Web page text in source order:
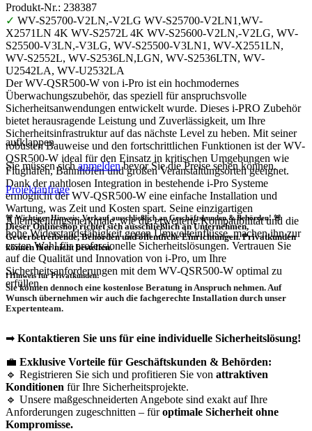
Produkt-Nr.: 238387
✓ WV-S25700-V2LN,-V2LG WV-S25700-V2LN1,WV-
X2571LN 4K WV-S2572L 4K WV-S25600-V2LN,-V2LG, WV-
S25500-V3LN,-V3LG, WV-S25500-V3LN1, WV-X2551LN,
WV-S2552L, WV-S2536LN,LGN, WV-S2536LTN, WV-
U2542LA, WV-U2532LA
Der WV-QSR500-W von i-Pro ist ein hochmodernes
Überwachungszubehör, das speziell für anspruchsvolle
Sicherheitsanwendungen entwickelt wurde. Dieses i-PRO Zubehör
bietet herausragende Leistung und Zuverlässigkeit, um Ihre
Sicherheitsinfrastruktur auf das nächste Level zu heben. Mit seiner
robusten Bauweise und den fortschrittlichen Funktionen ist der WV-
QSR500-W ideal für den Einsatz in kritischen Umgebungen wie
Flughäfen, Bahnhöfen und großen Veranstaltungsorten geeignet.
Dank der nahtlosen Integration in bestehende i-Pro Systeme
ermöglicht der WV-QSR500-W eine einfache Installation und
Wartung, was Zeit und Kosten spart. Seine einzigartigen
Alleinstellungsmerkmale, wie die erweiterte Kompatibilität und die
hohe Widerstandsfähigkeit gegen Umwelteinflüsse, machen ihn zur
ersten Wahl für professionelle Sicherheitslösungen. Vertrauen Sie
auf die Qualität und Innovation von i-Pro, um Ihre
Sicherheitsanforderungen mit dem WV-QSR500-W optimal zu
erfüllen.
aufklappen
Sie müssen sichanmeldenbevor Sie die Preise sehen können.
Projektanfrage
🚨 Wichtiger Hinweis: Verkauf ausschließlich an Geschäftskunden & Behörden! 🚨
Dieser Onlineshop richtet sichausschließlichan Unternehmen,
Gewerbetreibende, Behörden und öffentliche Einrichtungen.Privatkunden
können hier nicht bestellen.
❗Hinweis für Privatkunden:
Sie können dennoch eine kostenlose Beratung in Anspruch nehmen. Auf
Wunsch übernehmen wir auch die fachgerechte Installation durch unser
Expertenteam.
➡ Kontaktieren Sie uns für eine individuelle Sicherheitslösung!
💼 Exklusive Vorteile für Geschäftskunden & Behörden:
🔹 Registrieren Sie sich und profitieren Sie von attraktiven
Konditionen für Ihre Sicherheitsprojekte.
🔹 Unsere maßgeschneiderten Angebote sind exakt auf Ihre
Anforderungen zugeschnitten – füroptimale Sicherheit ohne
Kompromisse.